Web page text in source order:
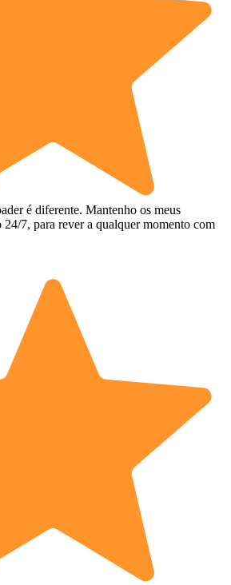
é diferente. Mantenho os meus
7, para rever a qualquer momento com